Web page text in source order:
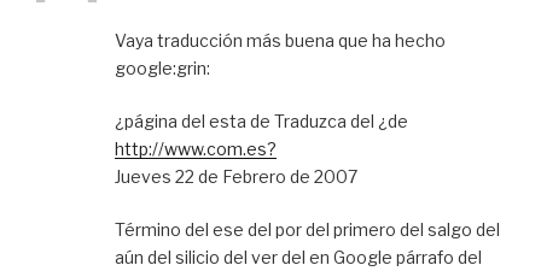
Vaya traducción más buena que ha hecho
google:grin:
¿página del esta de Traduzca del ¿de
http://www.com.es?
Jueves 22 de Febrero de 2007
Término del ese del por del primero del salgo del
aún del silicio del ver del en Google párrafo del